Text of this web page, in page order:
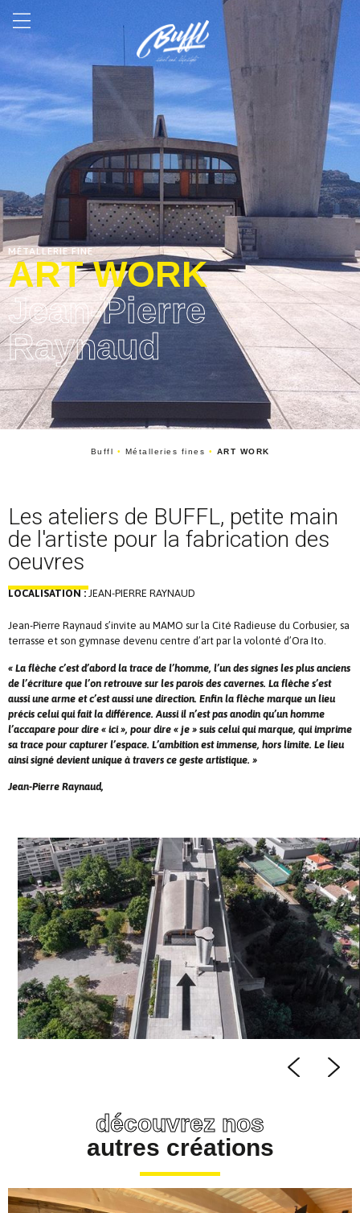
MÉTALLERIE FINE
ART WORK
Jean-Pierre
Raynaud
Buffl • Métalleries fines • ART WORK
Les ateliers de BUFFL, petite main
de l'artiste pour la fabrication des
oeuvres
LOCALISATION :JEAN-PIERRE RAYNAUD
Jean-Pierre Raynaud s’invite au MAMO sur la Cité Radieuse du Corbusier, sa
terrasse et son gymnase devenu centre d’art par la volonté d’Ora Ito.
« La flèche c’est d’abord la trace de l’homme, l’un des signes les plus anciens
de l’écriture que l’on retrouve sur les parois des cavernes. La flèche s’est
aussi une arme et c’est aussi une direction. Enfin la flèche marque un lieu
précis celui qui fait la différence. Aussi il n’est pas anodin qu’un homme
l’accapare pour dire « ici », pour dire « je » suis celui qui marque, qui imprime
sa trace pour capturer l’espace. L’ambition est immense, hors limite. Le lieu
ainsi signé devient unique à travers ce geste artistique. »
Jean-Pierre Raynaud,
découvrez nos
autres créations